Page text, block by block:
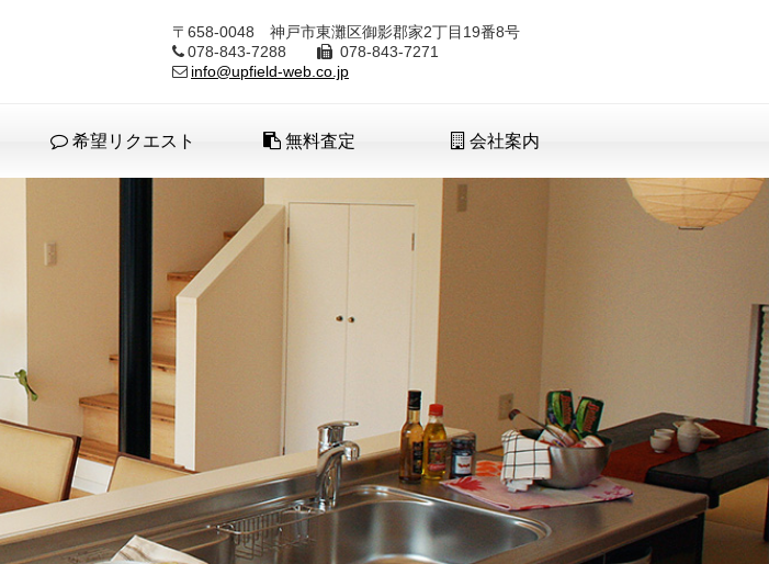
〒658-0048 神戸市東灘区御影郡家2丁目19番8号
078-843-7288
078-843-7271
info@upfield-web.co.jp
希望リクエスト 無料査定 会社案内